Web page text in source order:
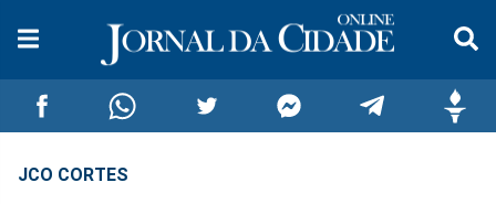
CompartilharCompartilhar
JCO CORTES